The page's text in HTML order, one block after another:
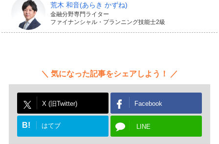
め、離婚、引越し時の事故、ご近所トラブルなど、日常
生活のトラブル全般を対象にするものと、痴漢えん罪や
日常生活のさまざまなトラブル
に備えて弁護士保険の検討を
荒木 和音(あらき かずね)
金融分野専門ライター
ファイナンシャル・プランニング技能士2級
気になった記事をシェアしよう！
X (旧Twitter) Facebook
B! はてブ LINE